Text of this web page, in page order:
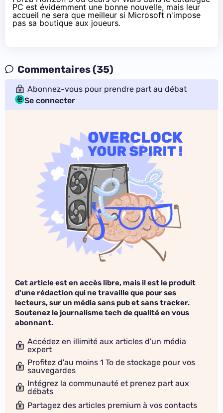
PC est évidemment une bonne nouvelle, mais leur
accueil ne sera que meilleur si Microsoft n'impose
pas sa boutique aux joueurs.
Commentaires (35)
Abonnez-vous pour prendre part au débat
Se connecter
Cet article est en accès libre, mais il est le produit
d'une rédaction qui ne travaille que pour ses
lecteurs, sur un média sans pub et sans tracker.
Soutenez le journalisme tech de qualité en vous
abonnant.
Accédez en illimité aux articles d'un média
expert
Profitez d'au moins 1 To de stockage pour vos
sauvegardes
Intégrez la communauté et prenez part aux
débats
Partagez des articles premium à vos contacts